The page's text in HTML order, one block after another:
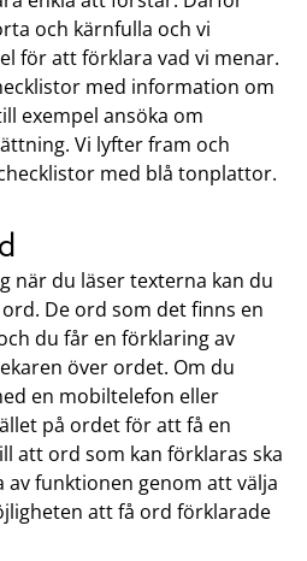
och kärnfulla och vi
för att förklara vad vi menar.
med information om
exempel ansöka om
Vi lyfter fram och
med blå tonplattor.
när du läser texterna kan du
De ord som det finns en
du får en förklaring av
över ordet. Om du
en mobiltelefon eller
på ordet för att få en
att ord som kan förklaras ska
av funktionen genom att välja
att få ord förklarade